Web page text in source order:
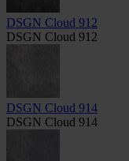
DSGN Cloud 912
DSGN Cloud 912
DSGN Cloud 914
DSGN Cloud 914